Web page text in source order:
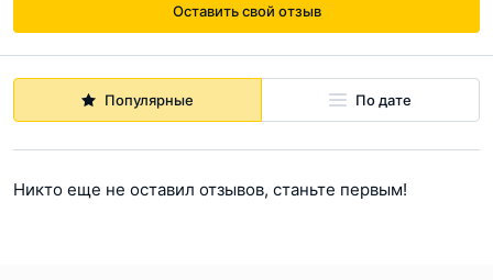
Оставить свой отзыв
Популярные По дате
Никто еще не оставил отзывов, станьте первым!